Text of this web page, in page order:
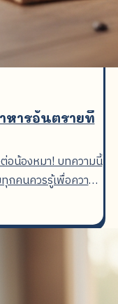
หารอันตรายที่
อน้องหมา! บทความนี้
กคนควรรู้เพื่อความ